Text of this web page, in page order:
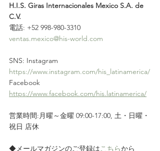
H.I.S. Giras Internacionales Mexico S.A. de
C.V.
電話: +52 998-980-3310
ventas.mexico@his-world.com
SNS: Instagram
https://www.instagram.com/his_latinamerica/
Facebook
https://www.facebook.com/his.latinamerica/
営業時間:月曜～金曜 09:00-17:00, 土・日曜・
祝日 店休
◆メールマガジンのご登録はこちらから